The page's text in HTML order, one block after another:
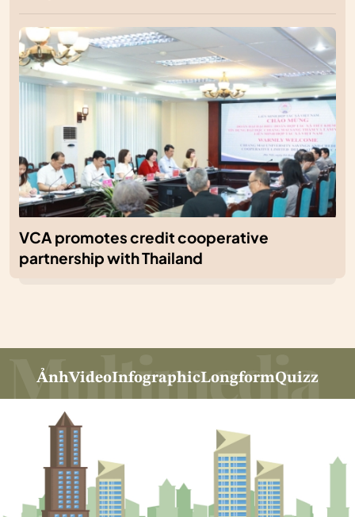
VCA promotes credit cooperative
partnership with Thailand
ẢnhVideoInfographicLongformQuizz